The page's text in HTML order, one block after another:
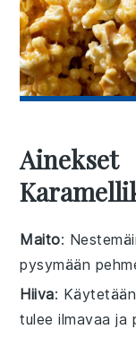
Ainekset
Maito:
pysymään
Hiiva:
tulee ilmavaa ja